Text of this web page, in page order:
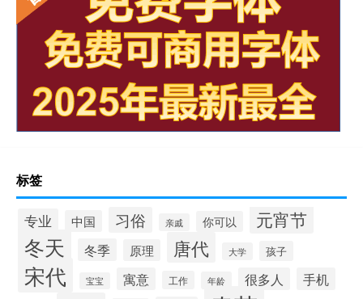
标签
专业 中国 习俗 亲戚 你可以 元宵节
冬天 冬季 原理 唐代 大学 孩子
宋代 宝宝 寓意 工作 年龄 很多人 手机